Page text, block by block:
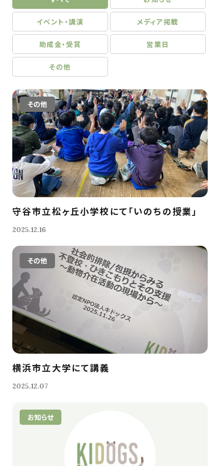
イベント・講演 メディア掲載
助成金・受賞 営業日
その他
その他
守谷市立松ヶ丘小学校にて「いのちの授業」
2025.12.16
その他
横浜市立大学にて講義
2025.12.07
お知らせ